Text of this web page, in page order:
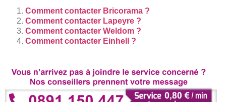
Comment contacter Bricorama ?
Comment contacter Lapeyre ?
Comment contacter Weldom ?
Comment contacter Einhell ?